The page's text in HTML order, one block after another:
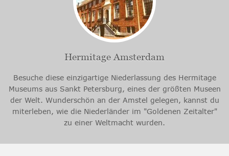
Hermitage Amsterdam
Besuche diese einzigartige Niederlassung des Hermitage
Museums aus Sankt Petersburg, eines der größten Museen
der Welt. Wunderschön an der Amstel gelegen, kannst du
miterleben, wie die Niederländer im "Goldenen Zeitalter"
zu einer Weltmacht wurden.